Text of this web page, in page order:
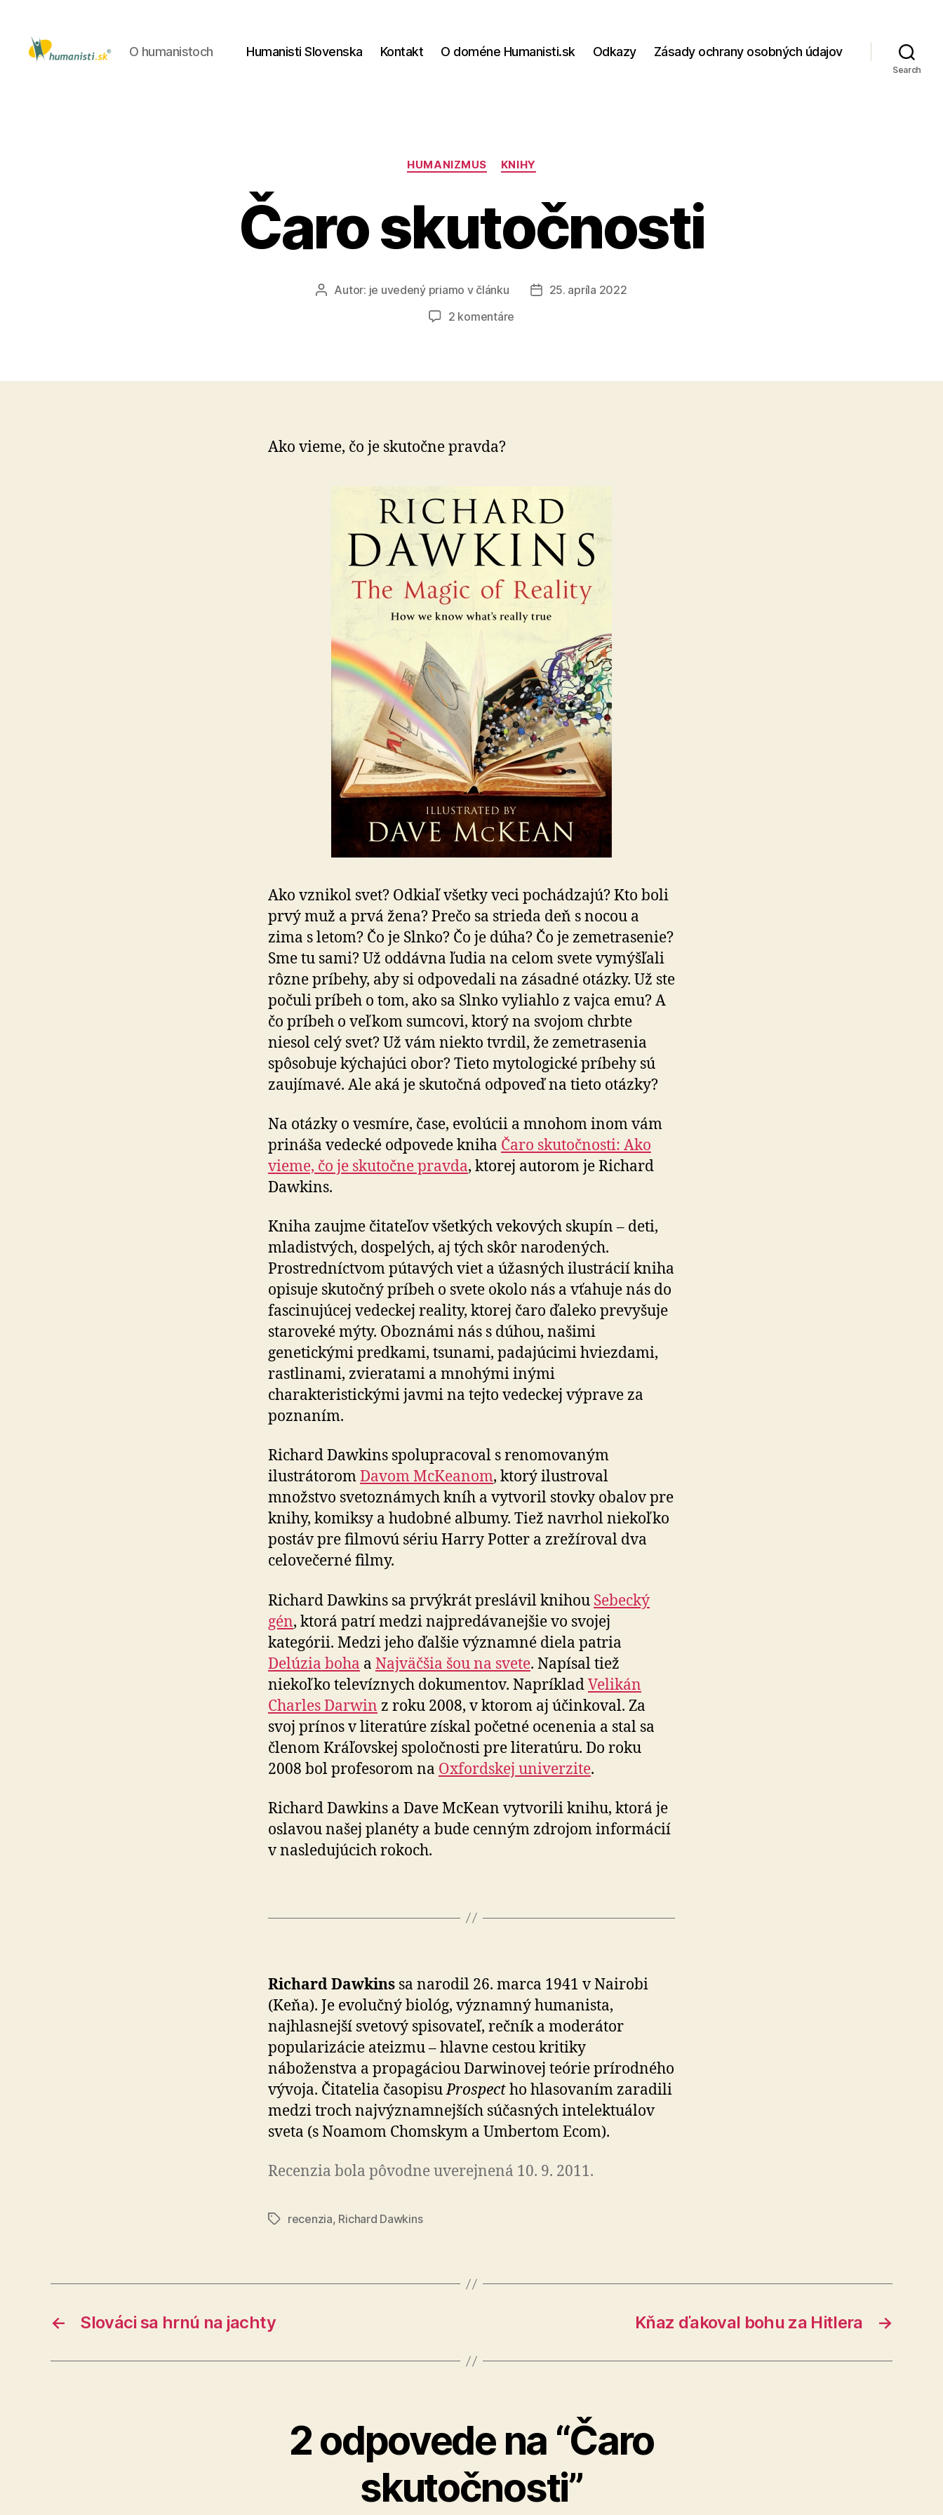
O humanistoch Humanisti Slovenska Kontakt O doméne Humanisti.sk Odkazy Zásady ochrany osobných údajov
Search
Kategórie
HUMANIZMUS KNIHY
Čaro skutočnosti
AutorAutor: je uvedený priamo v článku
Dátum
25. apríla 2022
2 komentáre
Ako vieme, čo je skutočne pravda?
Ako vznikol svet? Odkiaľ všetky veci pochádzajú? Kto boli
prvý muž a prvá žena? Prečo sa strieda deň s nocou a
zima s letom? Čo je Slnko? Čo je dúha? Čo je zemetrasenie?
Sme tu sami? Už oddávna ľudia na celom svete vymýšľali
rôzne príbehy, aby si odpovedali na zásadné otázky. Už ste
počuli príbeh o tom, ako sa Slnko vyliahlo z vajca emu? A
čo príbeh o veľkom sumcovi, ktorý na svojom chrbte
niesol celý svet? Už vám niekto tvrdil, že zemetrasenia
spôsobuje kýchajúci obor? Tieto mytologické príbehy sú
zaujímavé. Ale aká je skutočná odpoveď na tieto otázky?
Na otázky o vesmíre, čase, evolúcii a mnohom inom vám
prináša vedecké odpovede kniha Čaro skutočnosti: Ako
vieme, čo je skutočne pravda, ktorej autorom je Richard
Dawkins.
Kniha zaujme čitateľov všetkých vekových skupín – deti,
mladistvých, dospelých, aj tých skôr narodených.
Prostredníctvom pútavých viet a úžasných ilustrácií kniha
opisuje skutočný príbeh o svete okolo nás a vťahuje nás do
fascinujúcej vedeckej reality, ktorej čaro ďaleko prevyšuje
staroveké mýty. Oboznámi nás s dúhou, našimi
genetickými predkami, tsunami, padajúcimi hviezdami,
rastlinami, zvieratami a mnohými inými
charakteristickými javmi na tejto vedeckej výprave za
poznaním.
Richard Dawkins spolupracoval s renomovaným
ilustrátoromDavom McKeanom, ktorý ilustroval
množstvo svetoznámych kníh a vytvoril stovky obalov pre
knihy, komiksy a hudobné albumy. Tiež navrhol niekoľko
postáv pre filmovú sériu Harry Potter a zrežíroval dva
celovečerné filmy.
Richard Dawkins sa prvýkrát preslávil knihou Sebecký
gén, ktorá patrí medzi najpredávanejšie vo svojej
kategórii. Medzi jeho ďalšie významné diela patria
Delúzia boha a Najväčšia šou na svete. Napísal tiež
niekoľko televíznych dokumentov. NapríkladVelikán
Charles Darwin z roku 2008, v ktorom aj účinkoval. Za
svoj prínos v literatúre získal početné ocenenia a stal sa
členom Kráľovskej spoločnosti pre literatúru. Do roku
2008 bol profesorom na Oxfordskej univerzite.
Richard Dawkins a Dave McKean vytvorili knihu, ktorá je
oslavou našej planéty a bude cenným zdrojom informácií
v nasledujúcich rokoch.
Richard Dawkins sa narodil 26. marca 1941 v Nairobi
(Keňa). Je evolučný biológ, významný humanista,
najhlasnejší svetový spisovateľ, rečník a moderátor
popularizácie ateizmu – hlavne cestou kritiky
náboženstva a propagáciou Darwinovej teórie prírodného
vývoja. Čitatelia časopisuProspectho hlasovaním zaradili
medzi troch najvýznamnejších súčasných intelektuálov
sveta (s Noamom Chomskym a Umbertom Ecom).
Recenzia bola pôvodne uverejnená 10. 9. 2011.
Značkyrecenzia, Richard Dawkins
← Slováci sa hrnú na jachty →
Kňaz ďakoval bohu za Hitlera
2 odpovede na “Čaro
skutočnosti”